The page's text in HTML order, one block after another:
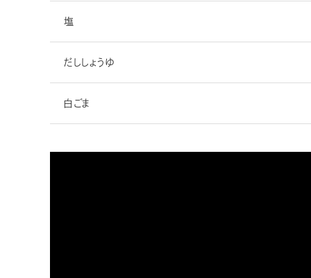
塩
だししょうゆ
白ごま